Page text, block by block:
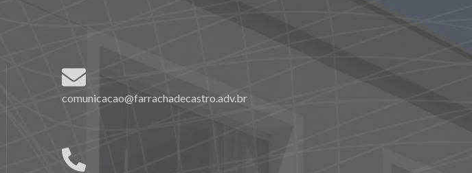
comunicacao@farrachadecastro.adv.br